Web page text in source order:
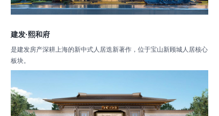
建发·熙和府
是建发房产深耕上海的新中式人居迭新著作，位于宝山新顾城人居核心
板块。